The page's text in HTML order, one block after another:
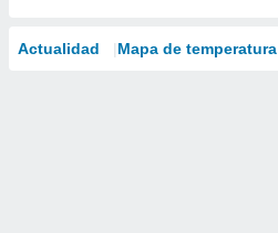
Actualidad Mapa de temperatura